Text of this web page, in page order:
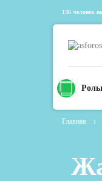
136 человек
Главная